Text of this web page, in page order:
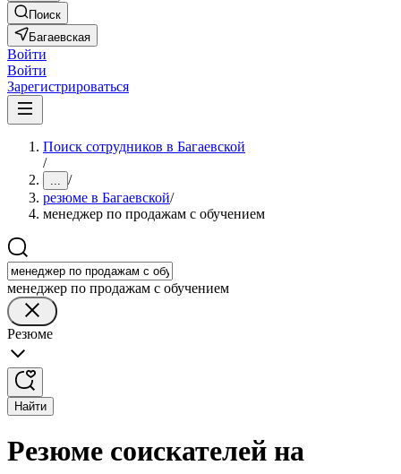
Поиск
Багаевская
Войти
Войти
Зарегистрироваться
Поиск сотрудников в Багаевской
/
... /
резюме в Багаевской/
менеджер по продажам с обучением
менеджер по продажам с обучением
Резюме
Найти
Резюме соискателей на